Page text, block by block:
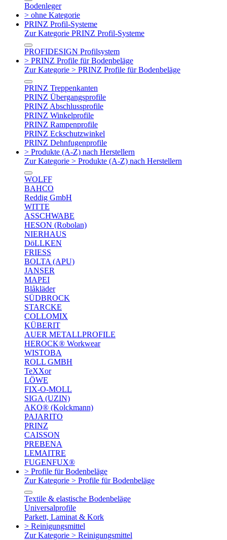
Bodenleger
> ohne Kategorie
PRINZ Profil-Systeme
Zur Kategorie PRINZ Profil-Systeme
PROFIDESIGN Profilsystem
> PRINZ Profile für Bodenbeläge
Zur Kategorie > PRINZ Profile für Bodenbeläge
PRINZ Treppenkanten
PRINZ Übergangsprofile
PRINZ Abschlussprofile
PRINZ Winkelprofile
PRINZ Rampenprofile
PRINZ Eckschutzwinkel
PRINZ Dehnfugenprofile
> Produkte (A-Z) nach Herstellern
Zur Kategorie > Produkte (A-Z) nach Herstellern
WOLFF
BAHCO
Reddig GmbH
WITTE
ASSCHWABE
HESON (Robolan)
NIERHAUS
DöLLKEN
FRIESS
BOLTA (APU)
JANSER
MAPEI
Blåkläder
SÜDBROCK
STARCKE
COLLOMIX
KÜBERIT
AUER METALLPROFILE
HEROCK® Workwear
WISTOBA
ROLL GMBH
TeXXor
LÖWE
FIX-O-MOLL
SIGA (UZIN)
AKO® (Kolckmann)
PAJARITO
PRINZ
CAISSON
PREBENA
LEMAITRE
FUGENFUX®
> Profile für Bodenbeläge
Zur Kategorie > Profile für Bodenbeläge
Textile & elastische Bodenbeläge
Universalprofile
Parkett, Laminat & Kork
> Reinigungsmittel
Zur Kategorie > Reinigungsmittel